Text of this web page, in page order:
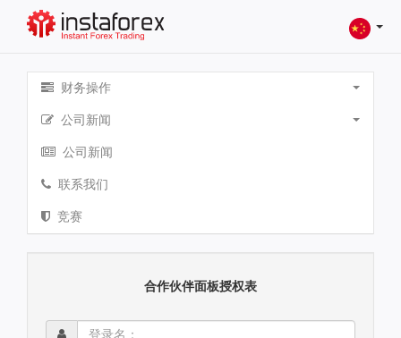
财务操作
公司新闻
公司新闻
联系我们
竞赛
合作伙伴面板授权表